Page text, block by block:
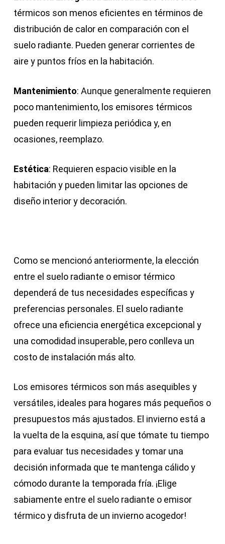
térmicos son menos eficientes en términos de
distribución de calor en comparación con el
suelo radiante. Pueden generar corrientes de
aire y puntos fríos en la habitación.
Mantenimiento: Aunque generalmente requieren
poco mantenimiento, los emisores térmicos
pueden requerir limpieza periódica y, en
ocasiones, reemplazo.
Estética: Requieren espacio visible en la
habitación y pueden limitar las opciones de
diseño interior y decoración.
Como se mencionó anteriormente, la elección
entre el suelo radiante o emisor térmico
dependerá de tus necesidades específicas y
preferencias personales. El suelo radiante
ofrece una eficiencia energética excepcional y
una comodidad insuperable, pero conlleva un
costo de instalación más alto.
Los emisores térmicos son más asequibles y
versátiles, ideales para hogares más pequeños o
presupuestos más ajustados. El invierno está a
la vuelta de la esquina, así que tómate tu tiempo
para evaluar tus necesidades y tomar una
decisión informada que te mantenga cálido y
cómodo durante la temporada fría. ¡Elige
sabiamente entre el suelo radiante o emisor
térmico y disfruta de un invierno acogedor!